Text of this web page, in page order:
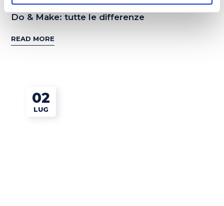
Do & Make: tutte le differenze
READ MORE
02
LUG